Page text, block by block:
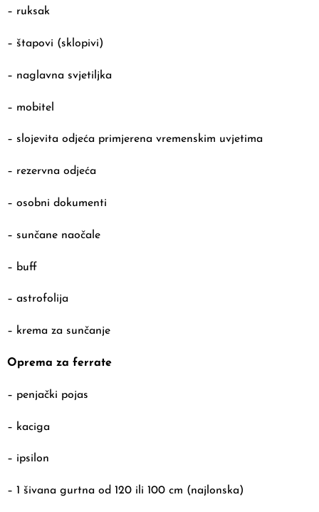
– ruksak
– štapovi (sklopivi)
– naglavna svjetiljka
– mobitel
– slojevita odjeća primjerena vremenskim uvjetima
– rezervna odjeća
– osobni dokumenti
– sunčane naočale
– buff
– astrofolija
– krema za sunčanje
Oprema za ferrate
– penjački pojas
– kaciga
– ipsilon
– 1 šivana gurtna od 120 ili 100 cm (najlonska)